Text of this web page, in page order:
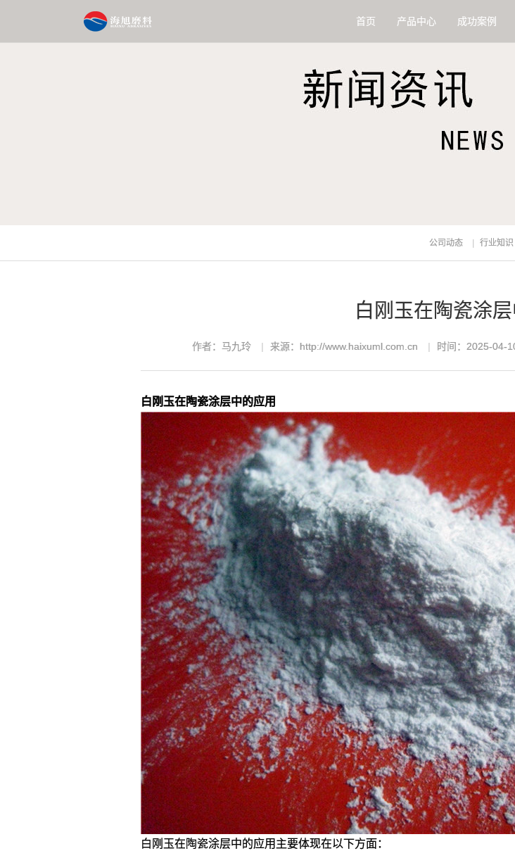
首页 产品中心 成功案例
公司动态 行业知识
白刚玉在陶瓷涂
作者：马九玲 来源：http://www.haixuml.com.cn 时间：2025-04-
白刚玉在陶瓷涂层中的应用
白刚玉在陶瓷涂层中的应用主要体现在以下方面：